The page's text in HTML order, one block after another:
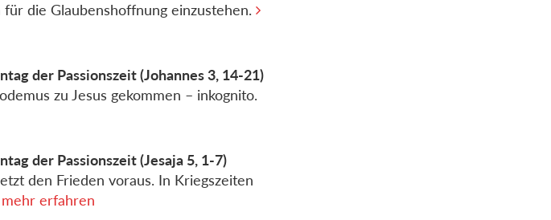
für die Glaubenshoffnung einzustehen.
der Passionszeit(Johannes 3, 14-21)
zu Jesus gekommen – inkognito.
der Passionszeit(Jesaja 5, 1-7)
den Frieden voraus. In Kriegszeiten
mehr erfahren